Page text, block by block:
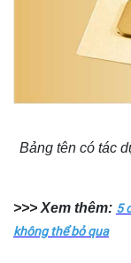
Bảng tên có tác
>>> Xem thêm: 5
không thể bỏ qua